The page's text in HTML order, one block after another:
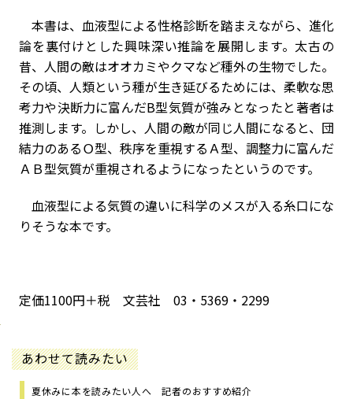
本書は、血液型による性格診断を踏まえながら、進化
論を裏付けとした興味深い推論を展開します。太古の
昔、人間の敵はオオカミやクマなど種外の生物でした。
その頃、人類という種が生き延びるためには、柔軟な思
考力や決断力に富んだB型気質が強みとなったと著者は
推測します。しかし、人間の敵が同じ人間になると、団
結力のあるＯ型、秩序を重視するＡ型、調整力に富んだ
ＡＢ型気質が重視されるようになったというのです。
血液型による気質の違いに科学のメスが入る糸口にな
りそうな本です。
定価1100円＋税 文芸社 03・5369・2299
あわせて読みたい
夏休みに本を読みたい人へ 記者のおすすめ紹介